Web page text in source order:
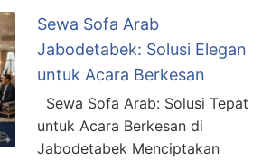
Sewa Sofa Arab
Jabodetabek: Solusi Elegan
untuk Acara Berkesan
Sewa Sofa Arab: Solusi Tepat
untuk Acara Berkesan di
Jabodetabek Menciptakan